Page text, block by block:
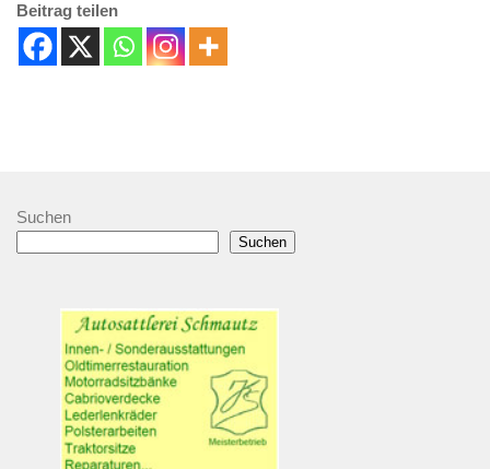
Beitrag teilen
Suchen
Suchen